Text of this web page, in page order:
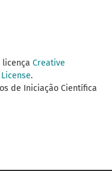
Creative
.
de Iniciação Científica